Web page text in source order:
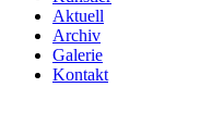
Aktuell
Archiv
Galerie
Kontakt